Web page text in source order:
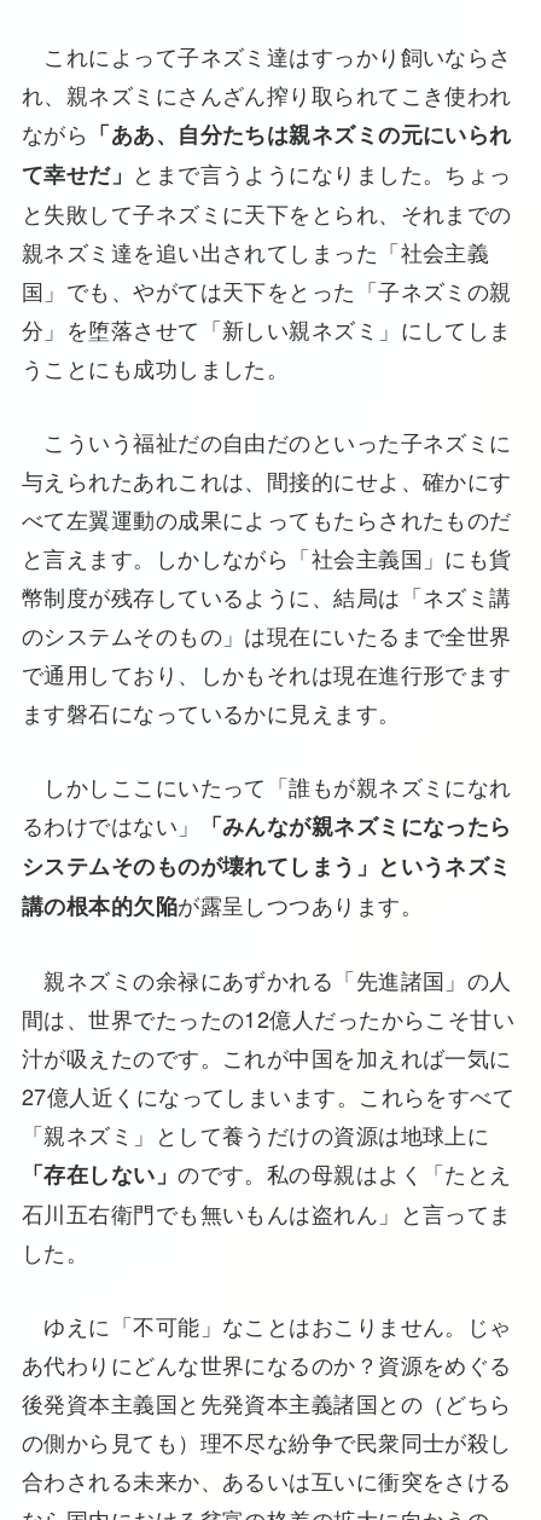
これによって子ネズミ達はすっかり飼いならさ
れ、親ネズミにさんざん搾り取られてこき使われ
ながら 「ああ、自分たちは親ネズミの元にいられ
て幸せだ」 とまで言うようになりました。ちょっ
と失敗して子ネズミに天下をとられ、それまでの
親ネズミ達を追い出されてしまった「社会主義
国」でも、やがては天下をとった「子ネズミの親
分」を堕落させて「新しい親ネズミ」にしてしま
うことにも成功しました。
こういう福祉だの自由だのといった子ネズミに
与えられたあれこれは、間接的にせよ、確かにす
べて左翼運動の成果によってもたらされたものだ
と言えます。しかしながら「社会主義国」にも貨
幣制度が残存しているように、結局は「ネズミ講
のシステムそのもの」は現在にいたるまで全世界
で通用しており、しかもそれは現在進行形でます
ます磐石になっているかに見えます。
しかしここにいたって「誰もが親ネズミになれ
るわけではない」
「みんなが親ネズミになったら
システムそのものが壊れてしまう」というネズミ
講の根本的欠陥が露呈しつつあります。
親ネズミの余禄にあずかれる「先進諸国」の人
間は、世界でたったの12億人だったからこそ甘い
汁が吸えたのです。これが中国を加えれば一気に
27億人近くになってしまいます。これらをすべて
「親ネズミ」として養うだけの資源は地球上に
「存在しない」のです。私の母親はよく「たとえ
石川五右衛門でも無いもんは盗れん」と言ってま
した。
ゆえに「不可能」なことはおこりません。じゃ
あ代わりにどんな世界になるのか？資源をめぐる
後発資本主義国と先発資本主義諸国との（どちら
の側から見ても）理不尽な紛争で民衆同士が殺し
合わされる未来か、あるいは互いに衝突をさける